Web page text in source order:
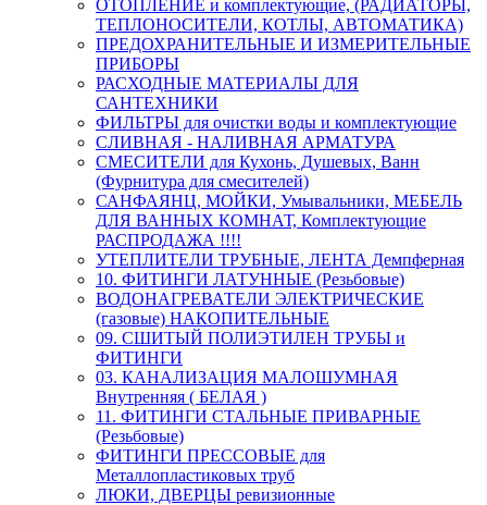
ОТОПЛЕНИЕ и комплектующие, (РАДИАТОРЫ,
ТЕПЛОНОСИТЕЛИ, КОТЛЫ, АВТОМАТИКА)
ПРЕДОХРАНИТЕЛЬНЫЕ И ИЗМЕРИТЕЛЬНЫЕ
ПРИБОРЫ
РАСХОДНЫЕ МАТЕРИАЛЫ ДЛЯ
САНТЕХНИКИ
ФИЛЬТРЫ для очистки воды и комплектующие
СЛИВНАЯ - НАЛИВНАЯ АРМАТУРА
СМЕСИТЕЛИ для Кухонь, Душевых, Ванн
(Фурнитура для смесителей)
САНФАЯНЦ, МОЙКИ, Умывальники, МЕБЕЛЬ
ДЛЯ ВАННЫХ КОМНАТ, Комплектующие
РАСПРОДАЖА !!!!
УТЕПЛИТЕЛИ ТРУБНЫЕ, ЛЕНТА Демпферная
10. ФИТИНГИ ЛАТУННЫЕ (Резьбовые)
ВОДОНАГРЕВАТЕЛИ ЭЛЕКТРИЧЕСКИЕ
(газовые) НАКОПИТЕЛЬНЫЕ
09. СШИТЫЙ ПОЛИЭТИЛЕН ТРУБЫ и
ФИТИНГИ
03. КАНАЛИЗАЦИЯ МАЛОШУМНАЯ
Внутренняя ( БЕЛАЯ )
11. ФИТИНГИ СТАЛЬНЫЕ ПРИВАРНЫЕ
(Резьбовые)
ФИТИНГИ ПРЕССОВЫЕ для
Металлопластиковых труб
ЛЮКИ, ДВЕРЦЫ ревизионные